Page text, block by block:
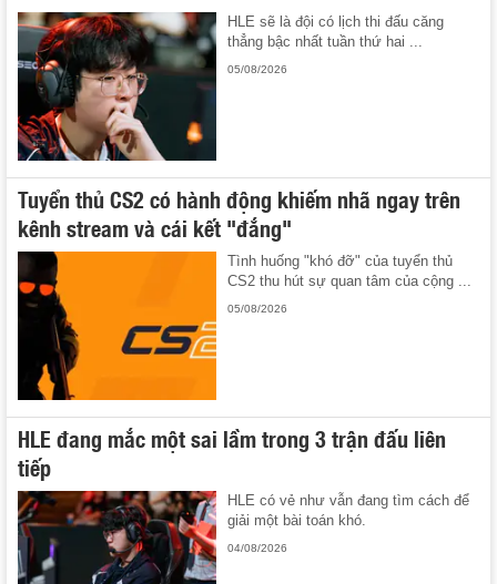
HLE sẽ là đội có lịch thi đấu căng
thẳng bậc nhất tuần thứ hai ...
05/08/2026
Tuyển thủ CS2 có hành động khiếm nhã ngay trên
kênh stream và cái kết "đắng"
Tình huống "khó đỡ" của tuyển thủ
CS2 thu hút sự quan tâm của cộng ...
05/08/2026
HLE đang mắc một sai lầm trong 3 trận đấu liên
tiếp
HLE có vẻ như vẫn đang tìm cách để
giải một bài toán khó.
04/08/2026